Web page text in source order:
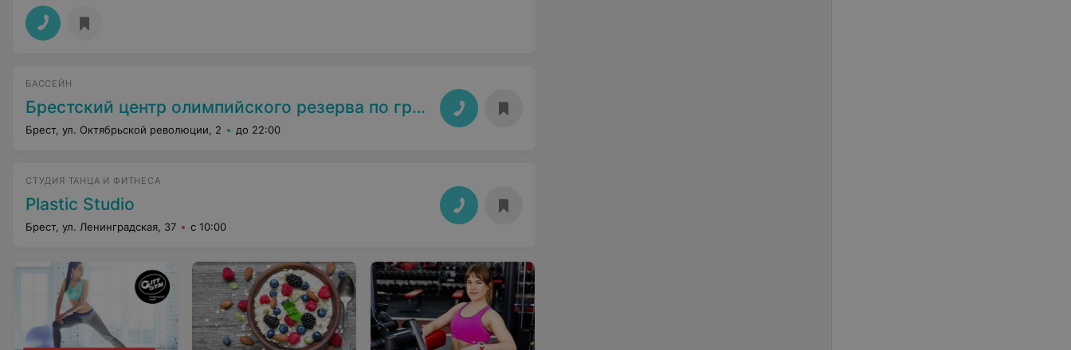
БАССЕЙН
Брестский центр олимпийского резерва по гребле
Брест, ул. Октябрьской революции, 2 до 22:00
СТУДИЯ ТАНЦА И ФИТНЕСА
Plastic Studio
Брест, ул. Ленинградская, 37 с 10:00